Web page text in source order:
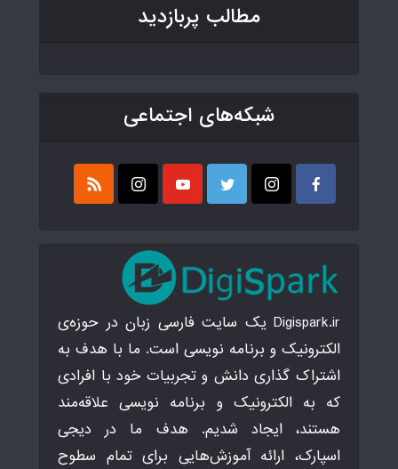
مطالب پربازدید
شبکه‌های اجتماعی
Digispark.ir یک سایت فارسی زبان در حوزه‌ی
الکترونیک و برنامه نویسی است. ما با هدف به
اشتراک گذاری دانش و تجربیات خود با افرادی
که به الکترونیک و برنامه نویسی علاقه‌مند
هستند، ایجاد شدیم. هدف ما در دیجی
اسپارک، ارائه آموزش‌هایی برای تمام سطوح